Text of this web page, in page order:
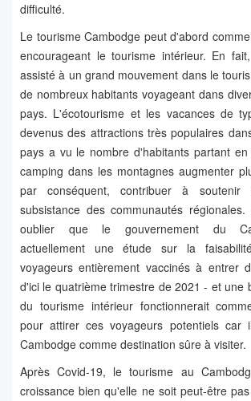
difficulté.
Le tourisme Cambodge peut d'abord
encourageant le tourisme intérieur. En
assisté à un grand mouvement dans le
de nombreux habitants voyageant dans
pays. L'écotourisme et les vacances de
devenus des attractions très populaires
pays a vu le nombre d'habitants partant
camping dans les montagnes augmenter
par conséquent, contribuer à
subsistance des communautés
oublier que le gouvernement du
actuellement une étude sur la
voyageurs entièrement vaccinés à entrer
d'ici le quatrième trimestre de 2021 - et une
du tourisme intérieur fonctionnerait
pour attirer ces voyageurs potentiels car
Cambodge comme destination sûre à visiter.
Après Covid-19, le tourisme au
croissance bien qu'elle ne soit peut-être